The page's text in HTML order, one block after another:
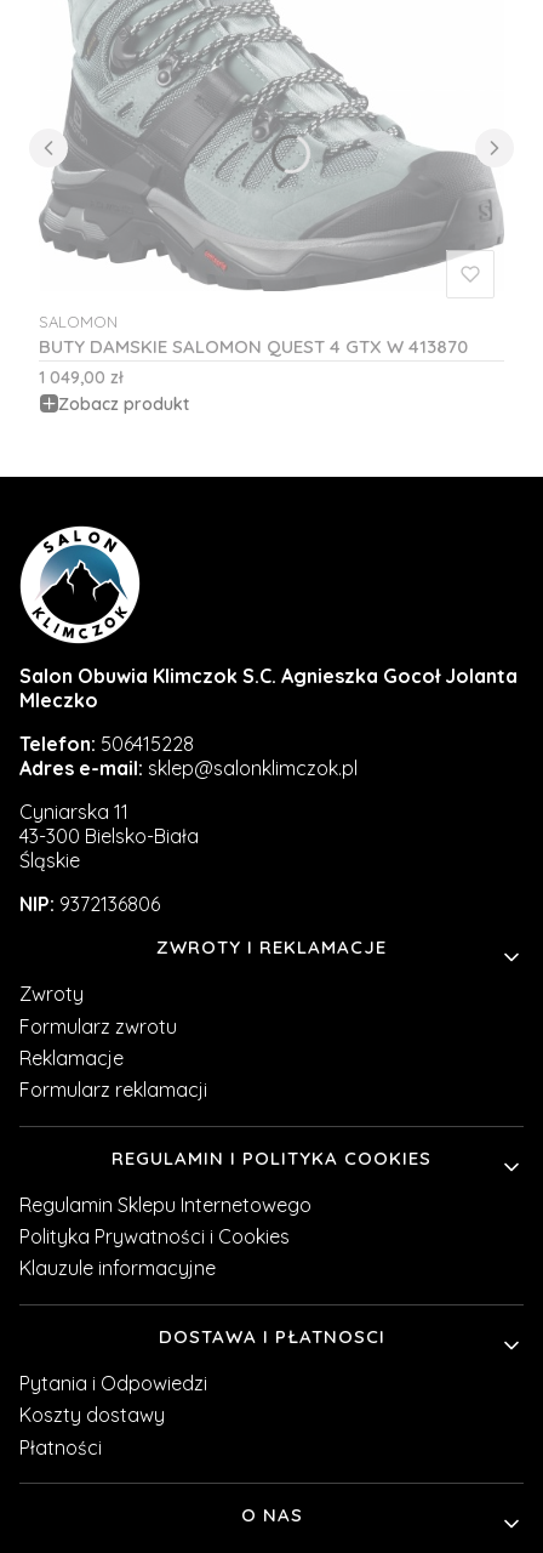
BUTY DAMSKIE SALOMON QUEST 4 GTX W 413870
PRODUCENT
SALOMON
Cena
1 049,00 zł
Zobacz produkt
Salon Obuwia Klimczok S.C. Agnieszka Gocoł Jolanta
Mleczko
Telefon: 506415228
Adres e-mail: sklep@salonklimczok.pl
Cyniarska 11
43-300 Bielsko-Biała
Śląskie
NIP: 9372136806
Linki w stopceZWROTY I REKLAMACJE
Zwroty
Formularz zwrotu
Reklamacje
Formularz reklamacji
REGULAMIN I POLITYKA COOKIES
Regulamin Sklepu Internetowego
Polityka Prywatności i Cookies
Klauzule informacyjne
DOSTAWA I PŁATNOSCI
Pytania i Odpowiedzi
Koszty dostawy
Płatności
O NAS